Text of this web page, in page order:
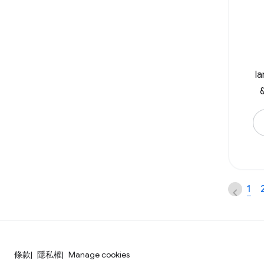
1
條款 隱私權 Manage cookies